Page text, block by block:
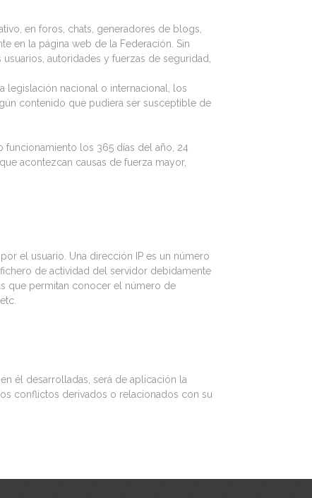
en foros, chats, generadores de blogs,
en la página web de la Federación. Sin
autoridades y fuerzas de seguridad,
legislación nacional o internacional, los
contenido que pudiera ser susceptible de
los 365 días del año, 24
acontezcan causas de fuerza mayor,
el usuario. Una dirección IP es un número
de actividad del servidor debidamente
que permitan conocer el número de
él desarrolladas, será de aplicación la
conflictos derivados o relacionados con su